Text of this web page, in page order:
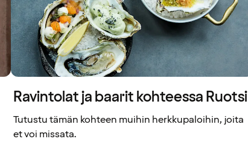
Ravintolat ja baarit kohteessa Ruotsi
Tutustu tämän kohteen muihin herkkupaloihin, joita
et voi missata.